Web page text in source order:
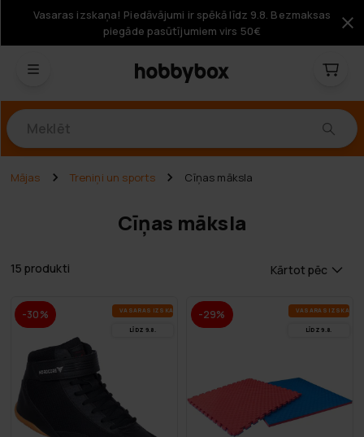
Vasaras izskaņa! Piedāvājumi ir spēkā līdz 9.8. Bezmaksas
piegāde pasūtījumiem virs 50€
Mājas Treniņi un sports Cīņas māksla
Cīņas māksla
15 produkti Kārtot pēc
-30% VA­SA­RAS IZ­SKA­ŅA
LĪDZ 9.8.
-29% VA­SA­RAS IZ­SKA­ŅA
LĪDZ 9.8.